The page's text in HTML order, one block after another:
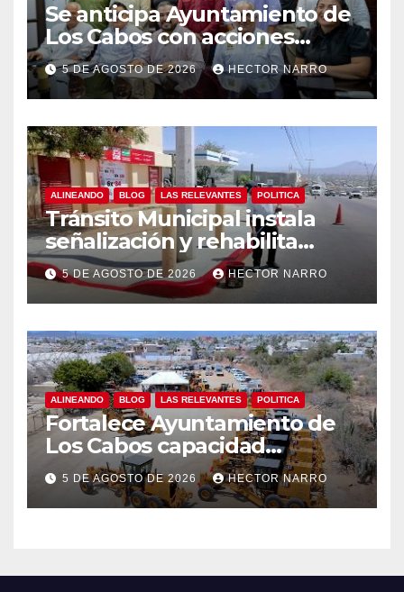
Se anticipa Ayuntamiento de
Los Cabos con acciones
preventivas ante lluvias en el
centro histórico
5 DE AGOSTO DE 2026 HECTOR NARRO
ALINEANDO BLOG LAS RELEVANTES POLITICA
Tránsito Municipal instala
señalización y rehabilita
cruces peatonales en Los
Cabos
5 DE AGOSTO DE 2026 HECTOR NARRO
ALINEANDO BLOG LAS RELEVANTES POLITICA
Fortalece Ayuntamiento de
Los Cabos capacidad
operativa de Servicios
Públicos con recursos del
FISAM
5 DE AGOSTO DE 2026 HECTOR NARRO